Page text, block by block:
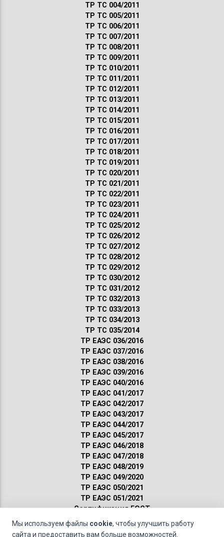
ТР ТС 004/2011
ТР ТС 005/2011
ТР ТС 006/2011
ТР ТС 007/2011
ТР ТС 008/2011
ТР ТС 009/2011
ТР ТС 010/2011
ТР ТС 011/2011
ТР ТС 012/2011
ТР ТС 013/2011
ТР ТС 014/2011
ТР ТС 015/2011
ТР ТС 016/2011
ТР ТС 017/2011
ТР ТС 018/2011
ТР ТС 019/2011
ТР ТС 020/2011
ТР ТС 021/2011
ТР ТС 022/2011
ТР ТС 023/2011
ТР ТС 024/2011
ТР ТС 025/2012
ТР ТС 026/2012
ТР ТС 027/2012
ТР ТС 028/2012
ТР ТС 029/2012
ТР ТС 030/2012
ТР ТС 031/2012
ТР ТС 032/2013
ТР ТС 033/2013
ТР ТС 034/2013
ТР ТС 035/2014
ТР ЕАЭС 036/2016
ТР ЕАЭС 037/2016
ТР ЕАЭС 038/2016
ТР ЕАЭС 039/2016
ТР ЕАЭС 040/2016
ТР ЕАЭС 041/2017
ТР ЕАЭС 042/2017
ТР ЕАЭС 043/2017
ТР ЕАЭС 044/2017
ТР ЕАЭС 045/2017
ТР ЕАЭС 046/2018
ТР ЕАЭС 047/2018
ТР ЕАЭС 048/2019
ТР ЕАЭС 049/2020
ТР ЕАЭС 050/2021
ТР ЕАЭС 051/2021
Сертификация ГОСТ
Санитарные нормы
Пожарные нормы
Мы используем файлы cookie, чтобы улучшить работу
сайта и предоставить вам больше возможностей.